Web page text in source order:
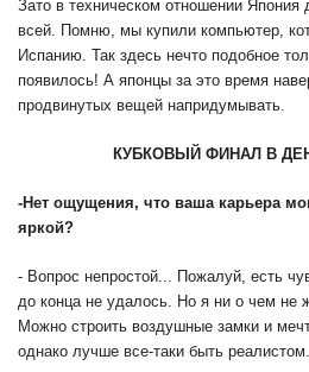
Зато в техническом отношении
всей. Помню, мы купили компьютер,
Испанию. Так здесь нечто подобное
появилось! А японцы за это время
продвинутых вещей напридумывать.
КУБКОВЫЙ ФИНАЛ В
-Нет ощущения, что ваша карьера
яркой?
- Вопрос непростой... Пожалуй, есть
до конца не удалось. Но я ни о чем не
Можно строить воздушные замки и
однако лучше все-таки быть реалистом.